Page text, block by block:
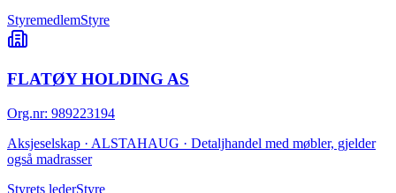
StyremedlemStyre
FLATØY HOLDING AS
Org.nr: 989223194
Aksjeselskap · ALSTAHAUG · Detaljhandel med møbler, gjelder
også madrasser
Styrets lederStyre